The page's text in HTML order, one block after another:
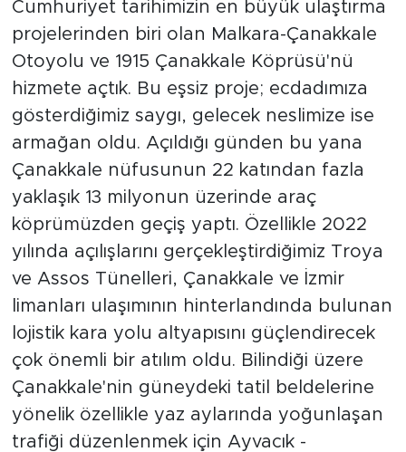
Cumhuriyet tarihimizin en büyük ulaştırma
projelerinden biri olan Malkara-Çanakkale
Otoyolu ve 1915 Çanakkale Köprüsü'nü
hizmete açtık. Bu eşsiz proje; ecdadımıza
gösterdiğimiz saygı, gelecek neslimize ise
armağan oldu. Açıldığı günden bu yana
Çanakkale nüfusunun 22 katından fazla
yaklaşık 13 milyonun üzerinde araç
köprümüzden geçiş yaptı. Özellikle 2022
yılında açılışlarını gerçekleştirdiğimiz Troya
ve Assos Tünelleri, Çanakkale ve İzmir
limanları ulaşımının hinterlandında bulunan
lojistik kara yolu altyapısını güçlendirecek
çok önemli bir atılım oldu. Bilindiği üzere
Çanakkale'nin güneydeki tatil beldelerine
yönelik özellikle yaz aylarında yoğunlaşan
trafiği düzenlenmek için Ayvacık -